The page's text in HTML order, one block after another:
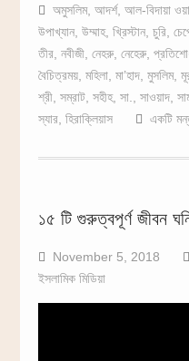
অমুসলিম, আদর্শ, আল-বিদায়া
উপাখ্যান, উম্মাহ, খ্রিস্টান, চুরি,
তীর, নবীজী, নেহরু, নেহেরু,
বৈচিত্রময়, মহিলা, মা’হাদ, মুসলিম,
শ্রী, সম্রাট, সহীহ, সা. সাওয়াদ,
স্যার, হিরাক্লিয়াস একটি
১৫ টি গুরুত্বপূর্ণ জীবন
November 5, 2018
ইসলামিক মিডিয়া